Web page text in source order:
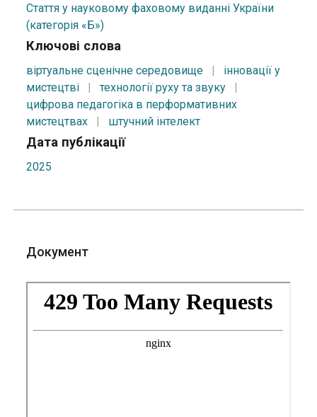
Стаття у науковому фаховому виданні України
(категорія «Б»)
Ключові слова
віртуальне сценічне середовище |
інновації у
мистецтві
| технології руху та звуку
|
цифрова педагогіка в перформативних
мистецтвах
| штучний інтелект
Дата публікації
2025
Документ